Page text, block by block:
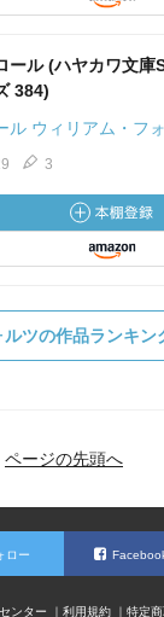
ール (ハヤカワ文庫
384)
ル ウィリアム・フ
3
ツの作品ランキン
ページの先頭へ
ロー
ンター 利用規約 特定